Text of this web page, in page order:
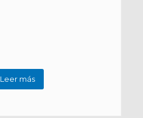
Leer más